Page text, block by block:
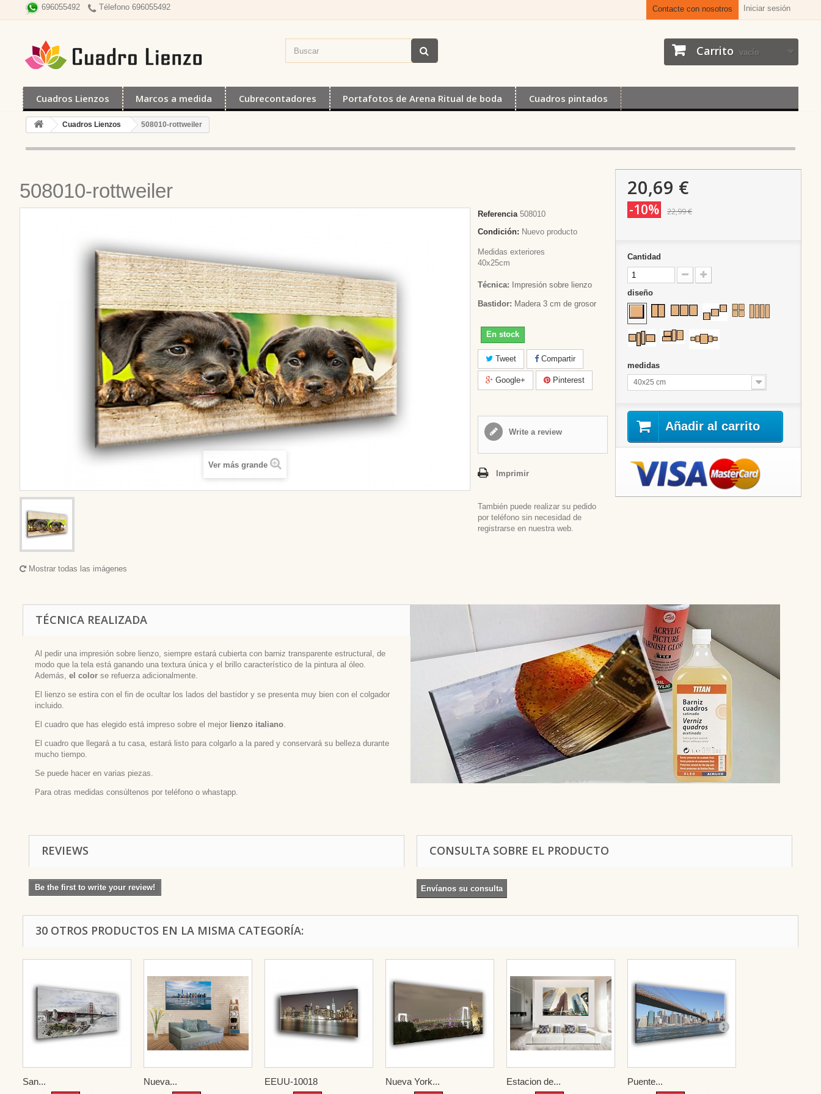
Iniciar sesión
Contacte con nosotros
696055492 Télefono 696055492
Carrito vacío
Cuadros Lienzos Marcos a medida Cubrecontadores Portafotos de Arena Ritual de boda Cuadros pintados
Cuadros Lienzos 508010-rottweiler
508010-rottweiler
Ver más grande
Mostrar todas las imágenes
Referencia 508010
Condición: Nuevo producto
Medidas exteriores
40x25cm
Técnica: Impresión sobre lienzo
Bastidor: Madera 3 cm de grosor
En stock
Tweet Compartir
Google+ Pinterest
Write a review
Imprimir
También puede realizar su pedido
por teléfono sin necesidad de
registrarse en nuestra web.
20,69 €
-10% 22,99 €
Cantidad
diseño
medidas
40x25 cm
Añadir al carrito
TÉCNICA REALIZADA
Al pedir una impresión sobre lienzo, siempre estará cubierta con barniz transparente estructural, de
modo que la tela está ganando una textura única y el brillo característico de la pintura al óleo.
Además, el color se refuerza adicionalmente.
El lienzo se estira con el fin de ocultar los lados del bastidor y se presenta muy bien con el colgador
incluido.
El cuadro que has elegido está impreso sobre el mejor lienzo italiano
El cuadro que llegará a tu casa, estará listo para colgarlo a la pared y conservará su belleza durante
mucho tiempo.
Se puede hacer en varias piezas.
Para otras medidas consúltenos por teléfono o whastapp.
REVIEWS
Be the first to write your review!
CONSULTA SOBRE EL PRODUCTO
Envíanos su consulta
30 OTROS PRODUCTOS EN LA MISMA CATEGORÍA:
San... Nueva... EEUU-10018 Nueva York... Estacion de... Puente...